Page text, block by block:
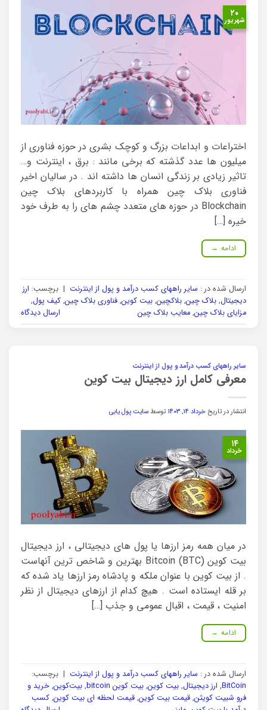
۲۰
شهریور
اختراعات و ابداعات بزرگ و کوچک بشری در حوزه فناوری از
میلیون ها عدد گذشته که برخی مانند : برق ، اینترنت و…
تاثیر زیادی بر زندگی انسان ها داشته اند . در سالیان اخیر
فناوری بلاک چین همراه با کاربردهای بلاک چین
Blockchain در حوزه های متعدد چشم های را به طرف خود
خیره […]
ادامه →
ارسال شده در : سایر راههای کسب درآمد و پول از اینترنت | برچسب: ارز
دیجیتال, بلاک چین, بلاکچین, بیت کوین, فناوری بلاک چین, کیف پول,
مزایای بلاک چین, معایب بلاک چین ارسال دیدگاه
سایر راههای کسب درآمد و پول از اینترنت
معرفی کامل ارز دیجیتال بیت کوین
انتشار در تاریخخرداد ۱۴, ۱۴۰۳ توسط سایت پول یابی
۱۴
خرداد
در میان همه رمز ارزها یا پول های دیجیتالی ، ارز دیجیتال
بیت کوین Bitcoin (BTC) بهترین و شاخص ترین آنهاست
. از بیت کوین با عنوان ملکه و پادشاه رمز ارزها یاد شده که
بر قله ایستاده است . هیچ کدام از ارزهای دیجیتال از نظر
امنیت ، قیمت ، اقبال عمومی و جذب […]
ادامه →
ارسال شده در : سایر راههای کسب درآمد و پول از اینترنت | برچسب:
BitCoin
, ارز دیجیتال, بیت کوین, بیت کوین bitcoin , بیت‌کوین, خرید و
فرو شبیت کویثن, قیمت بیت کوین, قیمت لحظه ای بیت کوین, کسب